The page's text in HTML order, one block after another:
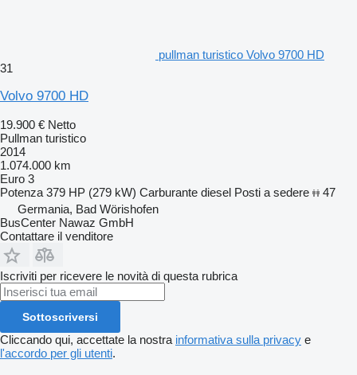
pullman turistico Volvo 9700 HD
31
Volvo 9700 HD
19.900 € Netto
Pullman turistico
2014
1.074.000 km
Euro 3
Potenza 379 HP (279 kW) Carburante diesel Posti a sedere
47
Germania, Bad Wörishofen
BusCenter Nawaz GmbH
Contattare il venditore
Iscriviti per ricevere le novità di questa rubrica
Sottoscriversi
Cliccando qui, accettate la nostra informativa sulla privacy e
l'accordo per gli utenti.